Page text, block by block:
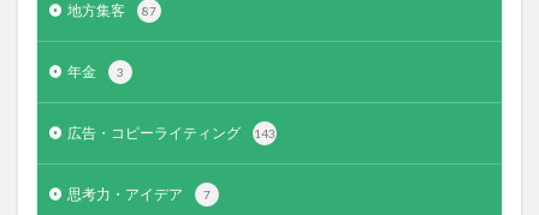
地方集客 87
年金 3
広告・コピーライティング 143
思考力・アイデア 7